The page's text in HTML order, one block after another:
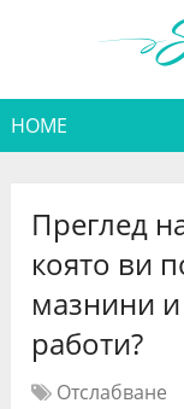
HOME
Преглед
която ви
мазнини и
работи?
Отслабване